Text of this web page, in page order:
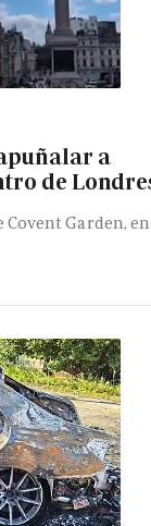
a
de
Garden, en